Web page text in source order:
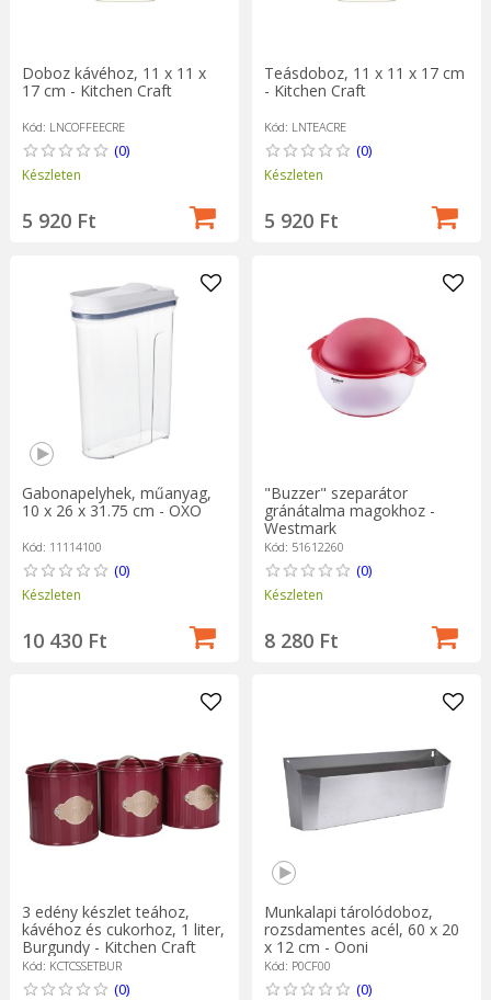
Doboz kávéhoz, 11 x 11 x
17 cm - Kitchen Craft
Kód: LNCOFFEECRE
(0)
Készleten
5 920 Ft
Teásdoboz, 11 x 11 x 17 cm
- Kitchen Craft
Kód: LNTEACRE
(0)
Készleten
5 920 Ft
Gabonapelyhek, műanyag,
10 x 26 x 31.75 cm - OXO
Kód: 11114100
(0)
Készleten
10 430 Ft
"Buzzer" szeparátor
gránátalma magokhoz -
Westmark
Kód: 51612260
(0)
Készleten
8 280 Ft
3 edény készlet teához,
kávéhoz és cukorhoz, 1 liter,
Burgundy - Kitchen Craft
Kód: KCTCSSETBUR
(0)
Munkalapi tárolódoboz,
rozsdamentes acél, 60 x 20
x 12 cm - Ooni
Kód: P0CF00
(0)